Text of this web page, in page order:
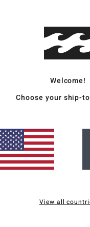
Welcome!
Choose your ship-
View all